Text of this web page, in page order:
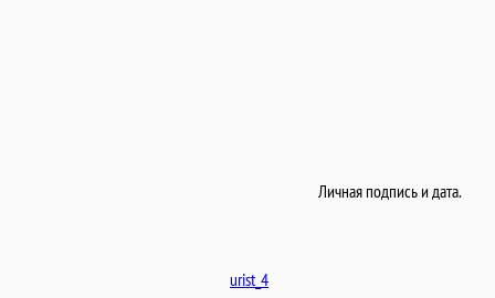
Личная подпись и дата.
urist_4